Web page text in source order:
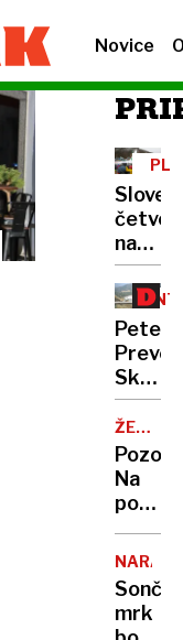
Novice
boj
za
zmago
Peter
Prevc:
policaji
niso
dela
ŽELJA
Pozor:
Na
poti
z
morja
nas
bo
lovil
NARAVA
mrk